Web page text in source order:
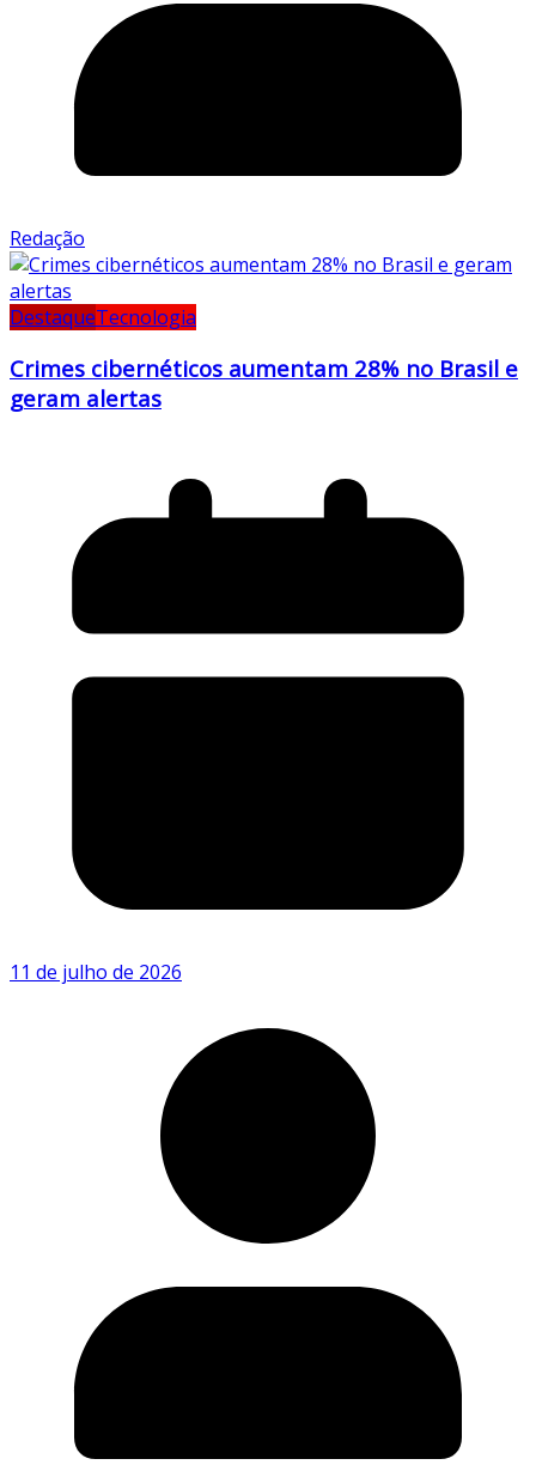
Redação
DestaqueTecnologia
Crimes cibernéticos aumentam 28% no Brasil e
geram alertas
11 de julho de 2026